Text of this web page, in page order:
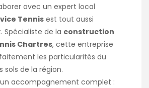
avec un expert local
Tennis est tout aussi
Spécialiste de la construction
Chartres, cette entreprise
les particularités du
sols de la région.
un accompagnement complet :